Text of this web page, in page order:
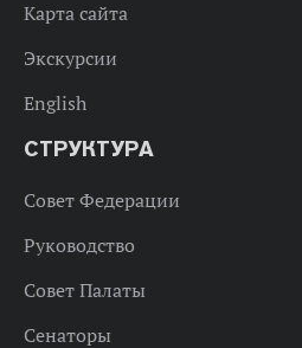
Карта сайта
Экскурсии
English
СТРУКТУРА
Совет Федерации
Руководство
Совет Палаты
Сенаторы